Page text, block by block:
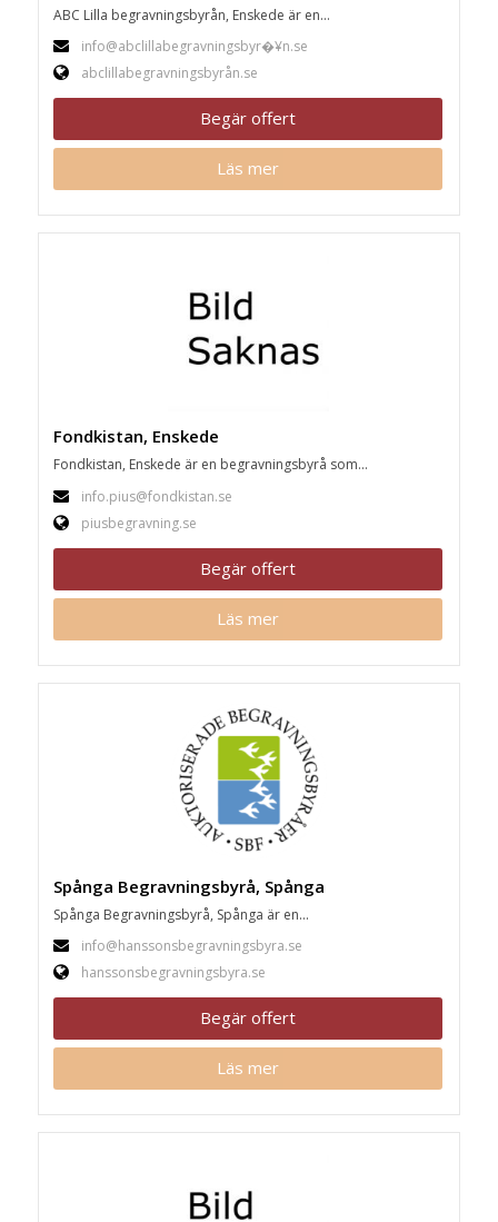
ABC Lilla begravningsbyrån, Enskede är en...
info@abclillabegravningsbyr�¥n.se
abclillabegravningsbyrån.se
Begär offert
Läs mer
Fondkistan, Enskede
Fondkistan, Enskede är en begravningsbyrå som...
info.pius@fondkistan.se
piusbegravning.se
Begär offert
Läs mer
Spånga Begravningsbyrå, Spånga
Spånga Begravningsbyrå, Spånga är en...
info@hanssonsbegravningsbyra.se
hanssonsbegravningsbyra.se
Begär offert
Läs mer